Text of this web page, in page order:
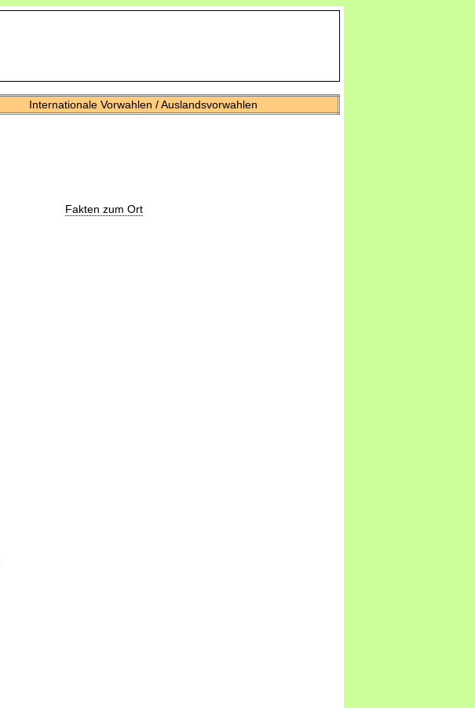
Internationale Vorwahlen / Auslandsvorwahlen
Fakten zum Ort